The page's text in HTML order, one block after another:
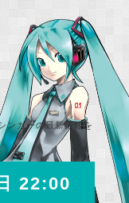
ンガーの最新情報を
22:00